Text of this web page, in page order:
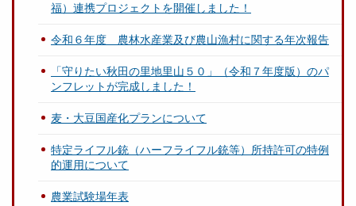
福）連携プロジェクトを開催しました！
令和６年度 農林水産業及び農山漁村に関する年次報告
「守りたい秋田の里地里山５０」（令和７年度版）のパ
ンフレットが完成しました！
麦・大豆国産化プランについて
特定ライフル銃（ハーフライフル銃等）所持許可の特例
的運用について
農業試験場年表